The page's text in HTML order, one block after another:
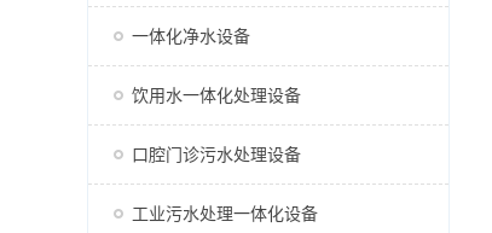
一体化净水设备
饮用水一体化处理设备
口腔门诊污水处理设备
工业污水处理一体化设备